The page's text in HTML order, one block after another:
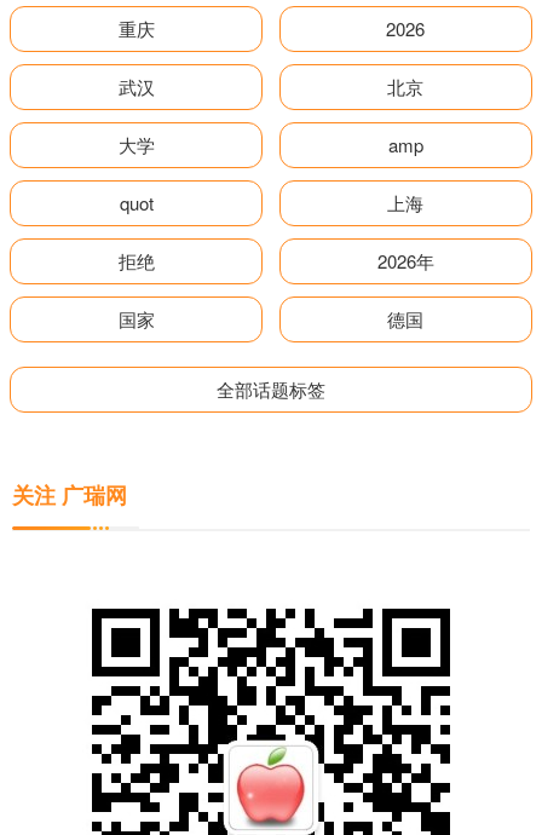
重庆 2026
武汉 北京
大学 amp
quot 上海
拒绝 2026年
国家 德国
全部话题标签
关注 广瑞网